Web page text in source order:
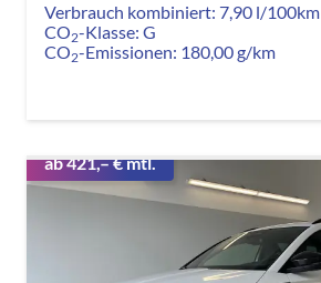
Verbrauch kombiniert: 7,90 l/100km
CO2-Klasse: G
CO2-Emissionen: 180,00 g/km
ab 421,– € mtl.